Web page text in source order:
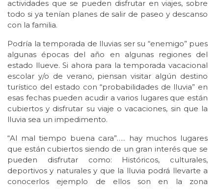
actividades que se pueden disfrutar en viajes, sobre
todo si ya tenían planes de salir de paseo y descanso
con la familia.
Podría la temporada de lluvias ser su “enemigo” pues
algunas épocas del año en algunas regiones del
estado llueve. Si ahora para la temporada vacacional
escolar y/o de verano, piensan visitar algún destino
turístico del estado con “probabilidades de lluvia” en
esas fechas pueden acudir a varios lugares que están
cubiertos y disfrutar su viaje o vacaciones, sin que la
lluvia sea un impedimento.
“Al mal tiempo buena cara”….. hay muchos lugares
que están cubiertos siendo de un gran interés que se
pueden disfrutar como: Históricos, culturales,
deportivos y naturales y que la lluvia podrá llevarte a
conocerlos ejemplo de ellos son en la zona